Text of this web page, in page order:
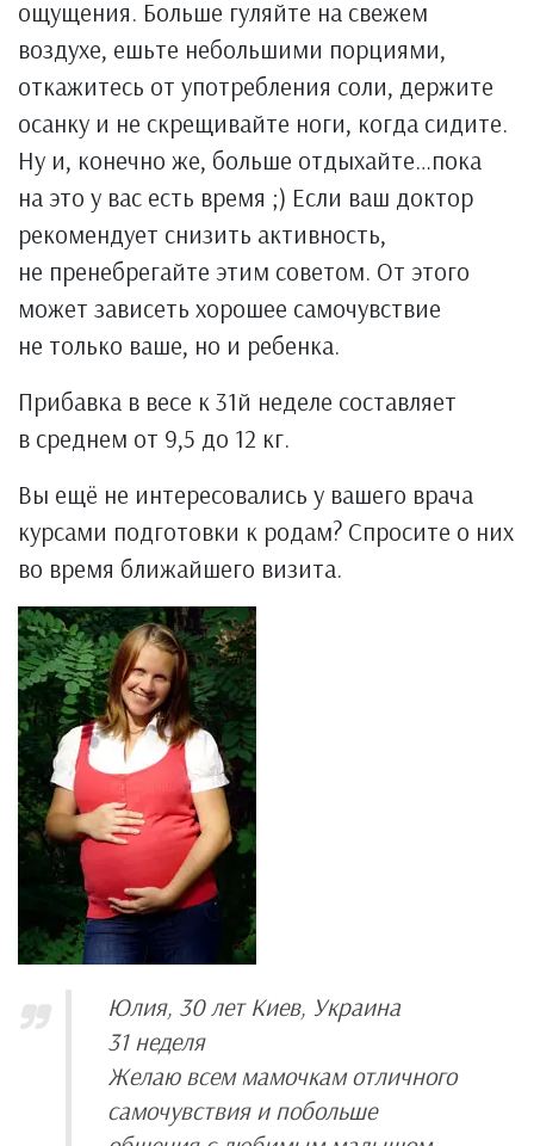
ощущения. Больше гуляйте на свежем
воздухе, ешьте небольшими порциями,
откажитесь от употребления соли, держите
осанку и не скрещивайте ноги, когда сидите.
Ну и, конечно же, больше отдыхайте…пока
на это у вас есть время ;) Если ваш доктор
рекомендует снизить активность,
не пренебрегайте этим советом. От этого
может зависеть хорошее самочувствие
не только ваше, но и ребенка.
Прибавка в весе к 31й неделе составляет
в среднем от 9,5 до 12 кг.
Вы ещё не интересовались у вашего врача
курсами подготовки к родам? Спросите о них
во время ближайшего визита.
Юлия, 30 лет Киев, Украина
31 неделя
Желаю всем мамочкам отличного
самочувствия и побольше